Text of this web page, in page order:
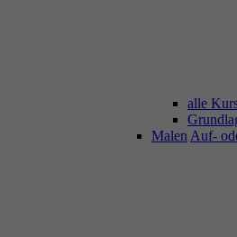
alle
Malen Auf-